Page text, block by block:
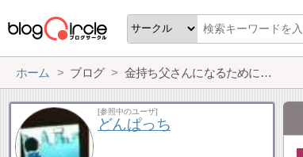
ホーム ブログ 金持ち父さんになるために…
[参照中のユーザ]
どんぱっち